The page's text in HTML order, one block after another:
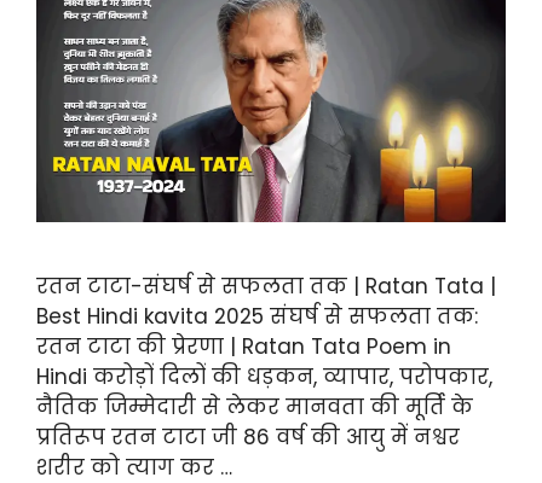
रतन टाटा-संघर्ष से सफलता तक | Ratan Tata |
Best Hindi kavita 2025 संघर्ष से सफलता तक:
रतन टाटा की प्रेरणा | Ratan Tata Poem in
Hindi करोड़ों दिलों की धड़कन, व्यापार, परोपकार,
नैतिक जिम्मेदारी से लेकर मानवता की मूर्ति के
प्रतिरूप रतन टाटा जी 86 वर्ष की आयु में नश्वर
शरीर को त्याग कर …